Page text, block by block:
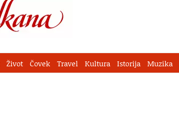
Život Čovek Travel Kultura Istorija Muzika